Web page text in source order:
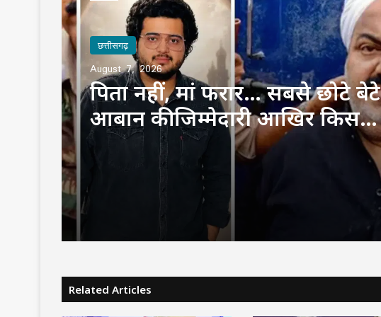
छत्तीसगढ़
August 7, 2026
पिता नहीं, मां फरार… सबसे छोटे बेटे
आबान की जिम्मेदारी आखिर किसने
उठाई?
Related Articles